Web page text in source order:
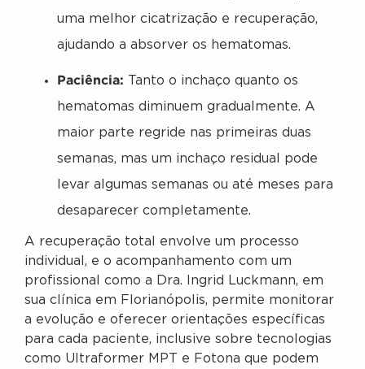
uma melhor cicatrização e recuperação,
ajudando a absorver os hematomas.
Paciência: Tanto o inchaço quanto os
hematomas diminuem gradualmente. A
maior parte regride nas primeiras duas
semanas, mas um inchaço residual pode
levar algumas semanas ou até meses para
desaparecer completamente.
A recuperação total envolve um processo
individual, e o acompanhamento com um
profissional como a Dra. Ingrid Luckmann, em
sua clínica em Florianópolis, permite monitorar
a evolução e oferecer orientações específicas
para cada paciente, inclusive sobre tecnologias
como Ultraformer MPT e Fotona que podem